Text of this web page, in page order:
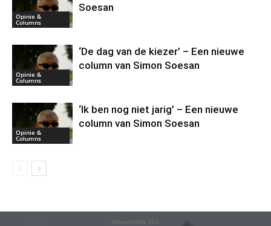
Opinie &
Columns
Soesan
Opinie &
Columns
‘De dag van de kiezer’ – Een nieuwe
column van Simon Soesan
Opinie &
Columns
‘Ik ben nog niet jarig’ – Een nieuwe
column van Simon Soesan
Advertentie (11)